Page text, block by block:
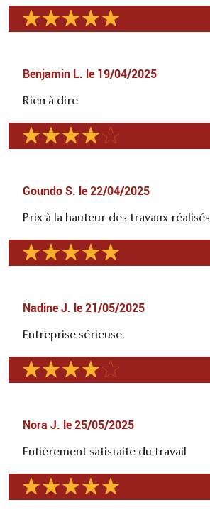
Benjamin L. le 19/04/2025
Rien à dire
Goundo S. le 22/04/2025
Prix à la hauteur des travaux réalisés
Nadine J. le 21/05/2025
Entreprise sérieuse.
Nora J. le 25/05/2025
Entièrement satisfaite du travail